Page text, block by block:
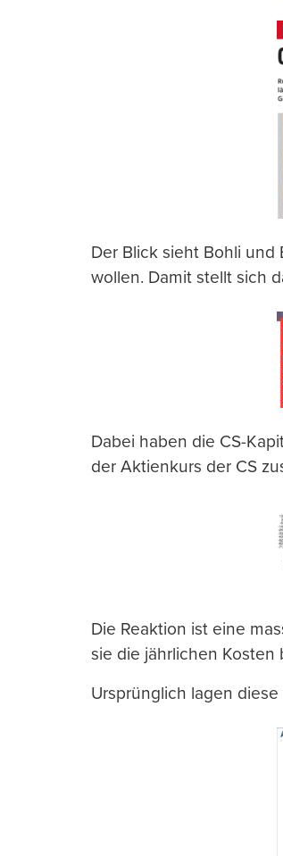
Der Blick sieht Bohli und
wollen. Damit stellt sich
Dabei haben die CS-
der Aktienkurs der CS
Die Reaktion ist eine
sie die jährlichen Kosten
Ursprünglich lagen